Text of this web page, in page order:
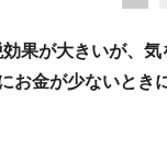
果が大きいが、
お金が少ないと